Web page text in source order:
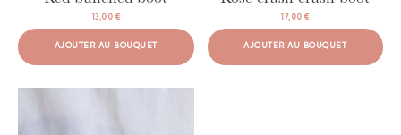
13,00 €
AJOUTER AU BOUQUET
17,00 €
AJOUTER AU BOUQUET